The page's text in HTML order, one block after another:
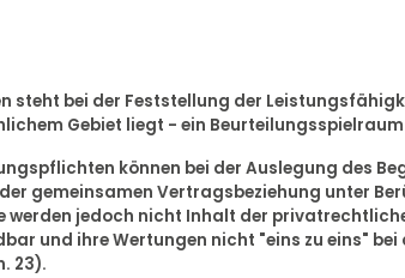
steht bei der Feststellung der
Gebiet liegt - ein Beurteilungsspielraum
können bei der Auslegung des
gemeinsamen Vertragsbeziehung unter
werden jedoch nicht Inhalt der
und ihre Wertungen nicht "eins zu eins" bei
23).